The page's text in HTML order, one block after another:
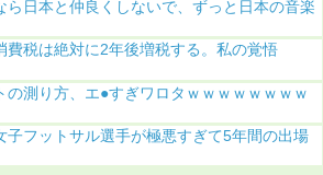
ら日本と仲良くしないで、ずっと日本の音楽
費税は絶対に2年後増税する。私の覚悟
の測り方、エ●すぎワロタｗｗｗｗｗｗｗｗ
子フットサル選手が極悪すぎて5年間の出場